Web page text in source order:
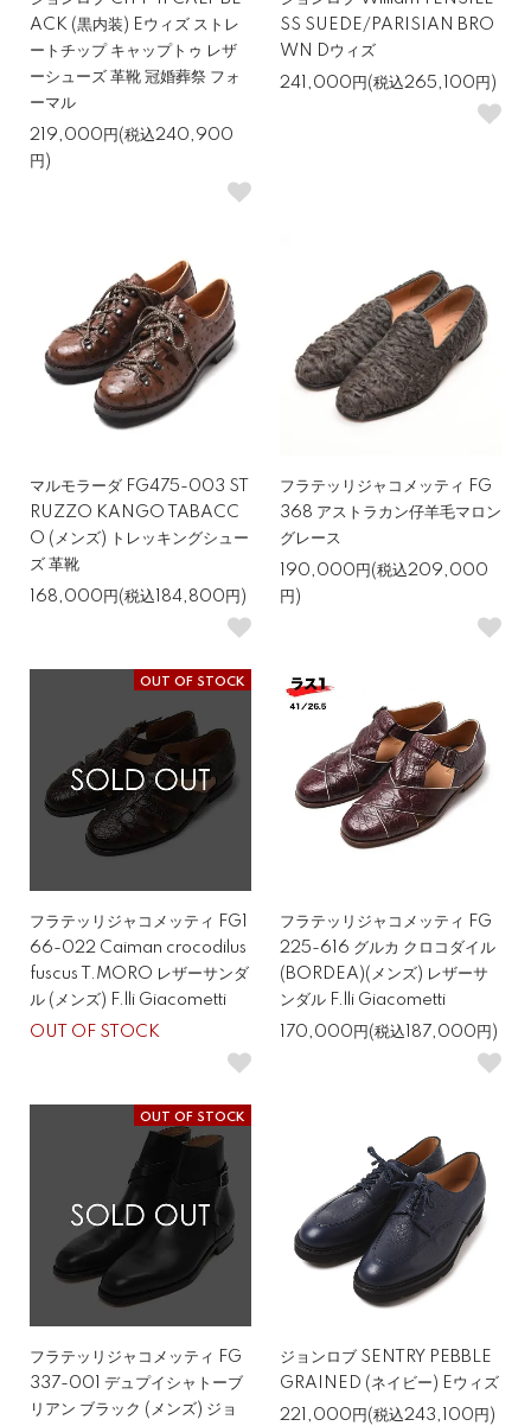
ACK (黒内装) Eウィズ ストレ
ートチップ キャップトゥ レザ
ーシューズ 革靴 冠婚葬祭 フォ
ーマル
219,000円(税込240,900
円)
SS SUEDE/PARISIAN BRO
WN Dウィズ
241,000円(税込265,100円)
マルモラーダ FG475-003 ST
RUZZO KANGO TABACC
O (メンズ) トレッキングシュー
ズ 革靴
168,000円(税込184,800円)
フラテッリジャコメッティ FG
368 アストラカン仔羊毛マロン
グレース
190,000円(税込209,000
円)
OUT OF STOCK
フラテッリジャコメッティ FG1
66-022 Caiman crocodilus
fuscus T.MORO レザーサンダ
ル (メンズ) F.lli Giacometti
OUT OF STOCK
フラテッリジャコメッティ FG
225-616 グルカ クロコダイル
(BORDEA)(メンズ) レザーサ
ンダル F.lli Giacometti
170,000円(税込187,000円)
OUT OF STOCK
フラテッリジャコメッティ FG
337-001 デュプイシャトーブ
リアン ブラック (メンズ) ジョ
ジョンロブ SENTRY PEBBLE
GRAINED (ネイビー) Eウィズ
221,000円(税込243,100円)